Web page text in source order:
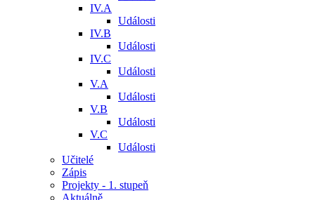
IV.A
Události
IV.B
Události
IV.C
Události
V.A
Události
V.B
Události
V.C
Události
Učitelé
Zápis
Projekty - 1. stupeň
Aktuálně